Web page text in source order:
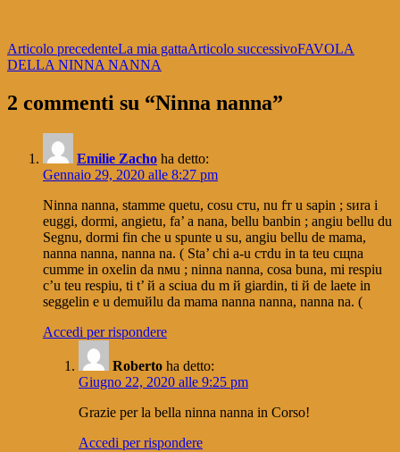
Navigazione
articolo
Articolo precedenteLa mia gattaArticolo successivoFAVOLA
DELLA NINNA NANNA
2 commenti su “Ninna nanna”
Emilie Zacho ha detto:
Gennaio 29, 2020 alle 8:27 pm
Ninna nanna, stamme quetu, cosu cтu, nu fт u sapin ; sиra i
euggi, dormi, angietu, fa’ a nanа, bellu banbin ; angiu bellu du
Segnu, dormi fin che u spunte u su, angiu bellu de mamа,
nanna nanna, nanna na. ( Sta’ chi a-u cтdu in ta teu cщna
cumme in oxelin da nмu ; ninna nanna, cosa buna, mi respiu
c’u teu respiu, ti t’ й a sciua du m й giardin, ti й de laete in
seggelin e u demuйlu da mamа nanna nanna, nanna na. (
Accedi per rispondere
Roberto ha detto:
Giugno 22, 2020 alle 9:25 pm
Grazie per la bella ninna nanna in Corso!
Accedi per rispondere